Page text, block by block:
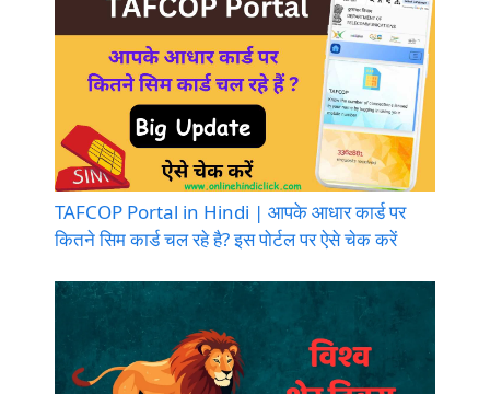
TAFCOP Portal in Hindi | आपके आधार कार्ड पर
कितने सिम कार्ड चल रहे है? इस पोर्टल पर ऐसे चेक करें